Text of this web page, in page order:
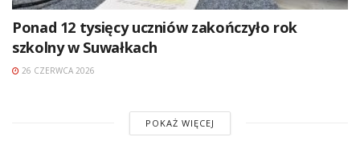
Ponad 12 tysięcy uczniów zakończyło rok
szkolny w Suwałkach
26 CZERWCA 2026
POKAŻ WIĘCEJ